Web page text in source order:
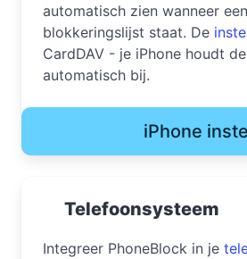
automatisch zien wanneer
blokkeringslijst staat. De
CardDAV - je iPhone houdt
automatisch bij.
iPhone
Telefoonsysteem
Integreer PhoneBlock in je